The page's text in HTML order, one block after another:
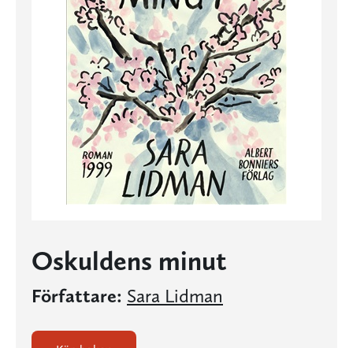
Oskuldens minut
Författare: Sara Lidman